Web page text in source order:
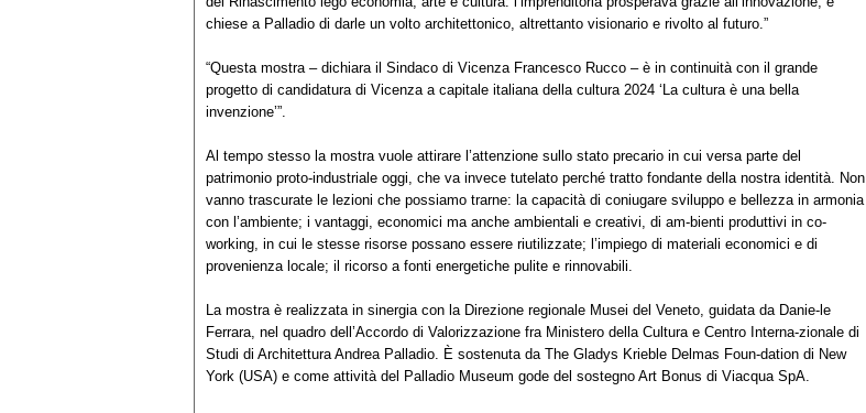
chiese a Palladio di darle un volto architettonico, altrettanto visionario e rivolto al futuro.”
“Questa mostra – dichiara il Sindaco di Vicenza Francesco Rucco – è in continuità con il grande
progetto di candidatura di Vicenza a capitale italiana della cultura 2024 ‘La cultura è una bella
invenzione’”.
Al tempo stesso la mostra vuole attirare l’attenzione sullo stato precario in cui versa parte del
patrimonio proto-industriale oggi, che va invece tutelato perché tratto fondante della nostra identità. Non
vanno trascurate le lezioni che possiamo trarne: la capacità di coniugare sviluppo e bellezza in armonia
con l’ambiente; i vantaggi, economici ma anche ambientali e creativi, di am-bienti produttivi in co-
working, in cui le stesse risorse possano essere riutilizzate; l’impiego di materiali economici e di
provenienza locale; il ricorso a fonti energetiche pulite e rinnovabili.
La mostra è realizzata in sinergia con la Direzione regionale Musei del Veneto, guidata da Danie-le
Ferrara, nel quadro dell’Accordo di Valorizzazione fra Ministero della Cultura e Centro Interna-zionale di
Studi di Architettura Andrea Palladio. È sostenuta da The Gladys Krieble Delmas Foun-dation di New
York (USA) e come attività del Palladio Museum gode del sostegno Art Bonus di Viacqua SpA.